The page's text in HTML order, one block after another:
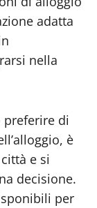
adatta
nella
di
è
e si
decisione.
per